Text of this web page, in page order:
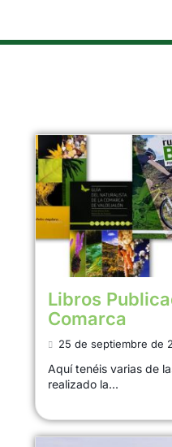
Libros
Comarca
25 de septiembre de
Aquí tenéis varias de
realizado la...